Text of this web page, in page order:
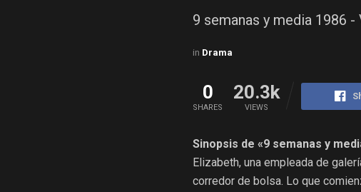
9 semanas y media 1986 -
in Drama
0
SHARES
20.3k
VIEWS
Sinopsis de «9 semanas y
Elizabeth, una empleada de
corredor de bolsa. Lo que